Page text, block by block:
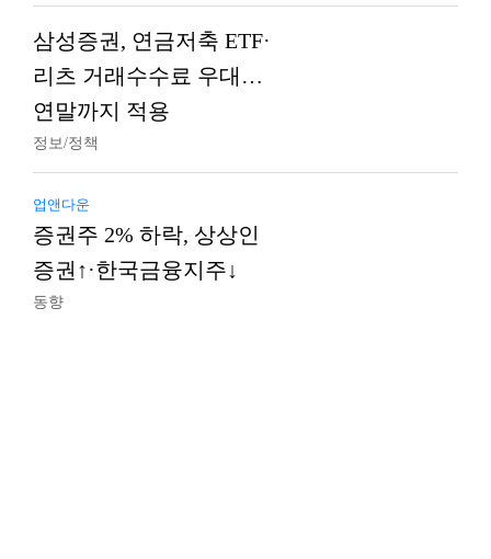
삼성증권, 연금저축 ETF·
리츠 거래수수료 우대…
연말까지 적용
정보/정책
업앤다운
증권주 2% 하락, 상상인
증권↑·한국금융지주↓
동향